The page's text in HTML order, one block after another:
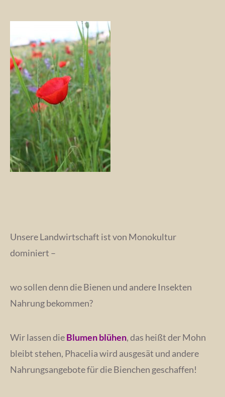
Unsere Landwirtschaft ist von Monokultur
dominiert –
wo sollen denn die Bienen und andere Insekten
Nahrung bekommen?
Wir lassen dieBlumen blühen, das heißt der Mohn
bleibt stehen, Phacelia wird ausgesät und andere
Nahrungsangebote für die Bienchen geschaffen!